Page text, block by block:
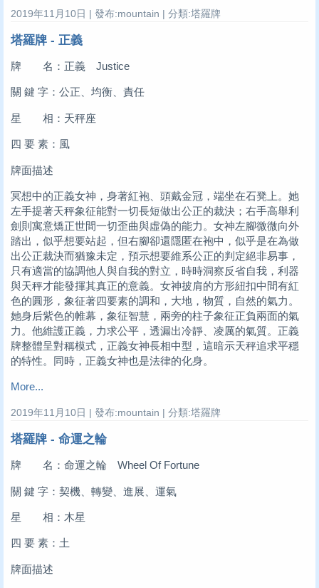
2019年11月10日 | 發布:mountain | 分類:塔羅牌
塔羅牌 - 正義
牌 名：正義 Justice
關 鍵 字：公正、均衡、責任
星 相：天秤座
四 要 素：風
牌面描述
冥想中的正義女神，身著紅袍、頭戴金冠，端坐在石凳上。她
左手提著天秤象征能對一切長短做出公正的裁決；右手高舉利
劍則寓意矯正世間一切歪曲與虛偽的能力。女神左腳微微向外
踏出，似乎想要站起，但右腳卻還隱匿在袍中，似乎是在為做
出公正裁決而猶豫未定，預示想要維系公正的判定絕非易事，
只有適當的協調他人與自我的對立，時時洞察反省自我，利器
與天秤才能發揮其真正的意義。女神披肩的方形紐扣中間有紅
色的圓形，象征著四要素的調和，大地，物質，自然的氣力。
她身后紫色的帷幕，象征智慧，兩旁的柱子象征正負兩面的氣
力。他維護正義，力求公平，透漏出冷靜、凌厲的氣質。正義
牌整體呈對稱模式，正義女神長相中型，這暗示天秤追求平穩
的特性。同時，正義女神也是法律的化身。
More...
2019年11月10日 | 發布:mountain | 分類:塔羅牌
塔羅牌 - 命運之輪
牌 名：命運之輪 Wheel Of Fortune
關 鍵 字：契機、轉變、進展、運氣
星 相：木星
四 要 素：土
牌面描述